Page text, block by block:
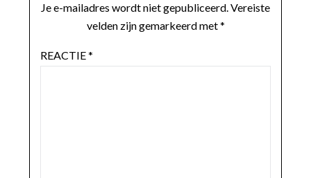
Je e-mailadres wordt niet gepubliceerd.Vereiste
velden zijn gemarkeerd met*
REACTIE*